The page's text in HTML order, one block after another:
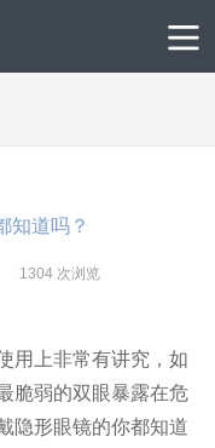
知道吗？
1304 次浏览
用上非常有讲究，如
脆弱的双眼暴露在危
隐形眼镜的你都知道